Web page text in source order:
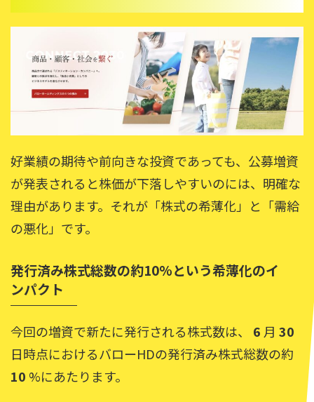
好業績の期待や前向きな投資であっても、公募増資
が発表されると株価が下落しやすいのには、明確な
理由があります。それが「株式の希薄化」と「需給
の悪化」です。
発行済み株式総数の約10%という希薄化のイ
ンパクト
今回の増資で新たに発行される株式数は、 6 月 30
日時点におけるバローHDの発行済み株式総数の約
10 %にあたります。